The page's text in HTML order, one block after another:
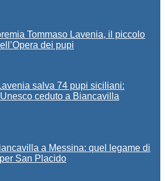
Tommaso Lavenia, il piccolo
dei pupi
salva 74 pupi siciliani:
ceduto a Biancavilla
a Messina: quel legame di
San Placido